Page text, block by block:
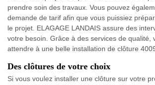
prendre soin des travaux. Vous pouvez
demande de tarif afin que vous puissiez
le projet. ELAGAGE LANDAIS assure des
votre besoin. Grâce à des services de qualité,
attendre à une belle installation de clôture
Des clôtures de votre choix
Si vous voulez installer une clôture sur votre